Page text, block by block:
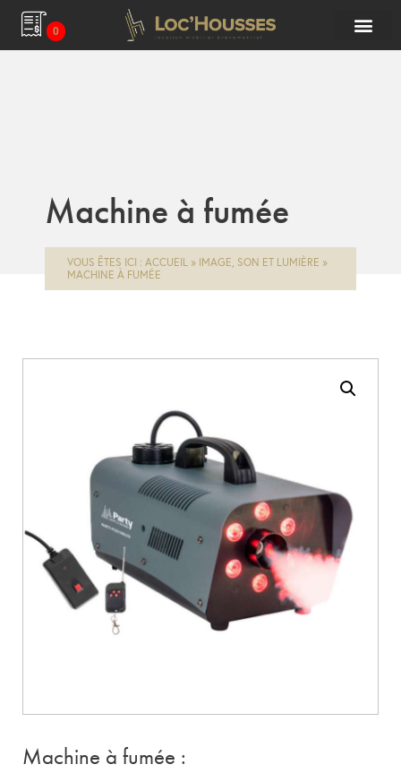
0
Machine à fumée
VOUS ÊTES ICI : ACCUEIL » IMAGE, SON ET LUMIÈRE »
MACHINE À FUMÉE
Machine à fumée :